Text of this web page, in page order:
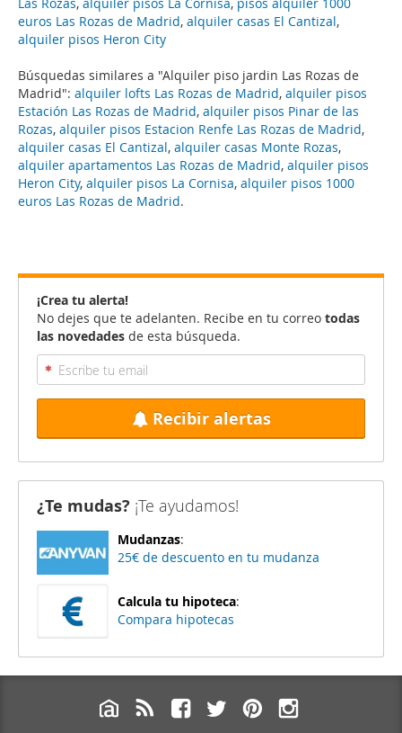
Búsquedas similares a "Alquiler piso jardin Las Rozas de
Madrid": alquiler lofts Las Rozas de Madrid, alquiler pisos
Estación Las Rozas de Madrid, alquiler pisos Pinar de las
Rozas, alquiler pisos Estacion Renfe Las Rozas de Madrid,
alquiler casas El Cantizal, alquiler casas Monte Rozas,
alquiler apartamentos Las Rozas de Madrid, alquiler pisos
Heron City, alquiler pisos La Cornisa, alquiler pisos 1000
euros Las Rozas de Madrid.
euros Las Rozas de Madrid, alquiler casas El Cantizal,
alquiler pisos Heron City
¡Crea tu alerta!
No dejes que te adelanten. Recibe en tu correo todas
las novedades de esta búsqueda.
Recibir alertas
¿Te mudas? ¡Te ayudamos!
Mudanzas:
25€ de descuento en tu mudanza
Calcula tu hipoteca:
Compara hipotecas